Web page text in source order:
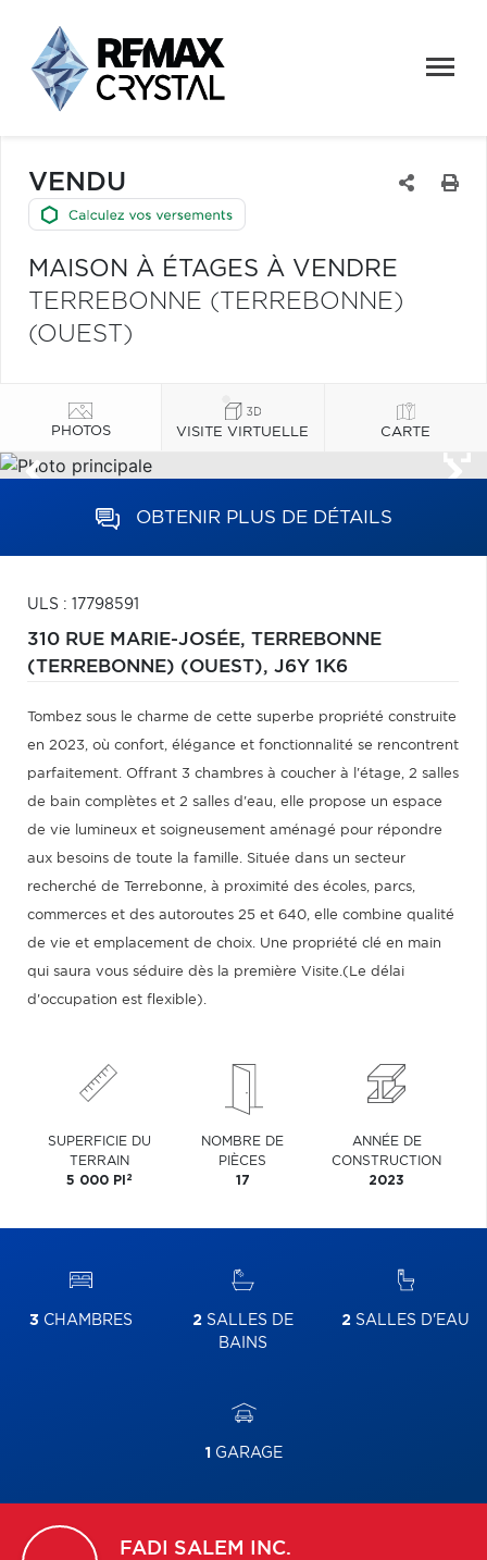
VENDU
MAISON À ÉTAGES À VENDRE
TERREBONNE (TERREBONNE)
(OUEST)
PHOTOS VISITE VIRTUELLE CARTE
OBTENIR PLUS DE DÉTAILS
ULS : 17798591
310 RUE MARIE-JOSÉE, TERREBONNE
(TERREBONNE) (OUEST), J6Y 1K6
Tombez sous le charme de cette superbe propriété construite
en 2023, où confort, élégance et fonctionnalité se rencontrent
parfaitement. Offrant 3 chambres à coucher à l'étage, 2 salles
de bain complètes et 2 salles d'eau, elle propose un espace
de vie lumineux et soigneusement aménagé pour répondre
aux besoins de toute la famille. Située dans un secteur
recherché de Terrebonne, à proximité des écoles, parcs,
commerces et des autoroutes 25 et 640, elle combine qualité
de vie et emplacement de choix. Une propriété clé en main
qui saura vous séduire dès la première Visite.(Le délai
d'occupation est flexible).
SUPERFICIE DU
TERRAIN
5 000 PI 2
NOMBRE DE
PIÈCES
17
ANNÉE DE
CONSTRUCTION
2023
3 CHAMBRES 2 SALLES DE
BAINS
2 SALLES D'EAU
1 GARAGE
FADI SALEM INC.